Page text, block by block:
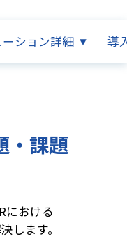
ーション詳細 導
・課題
における
します。